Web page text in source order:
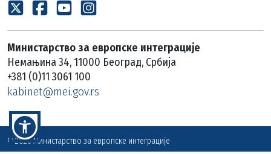
Министарство за европске интеграције
Немањина 34, 11000 Београд, Србија
+381 (0)11 3061 100
kabinet@mei.gov.rs
© 2026 Министарство за европске интеграције